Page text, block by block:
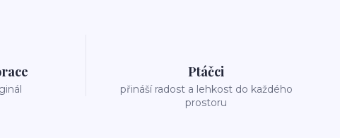
Ptáčci
přináší radost a lehkost do každého
prostoru